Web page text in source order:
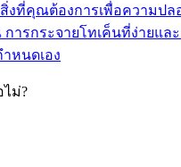
สิ่งที่คุณต้องการเพื่อความปล
ารกระจายโทเค็นที่ง่ายและ
หนดเอง
ม่?